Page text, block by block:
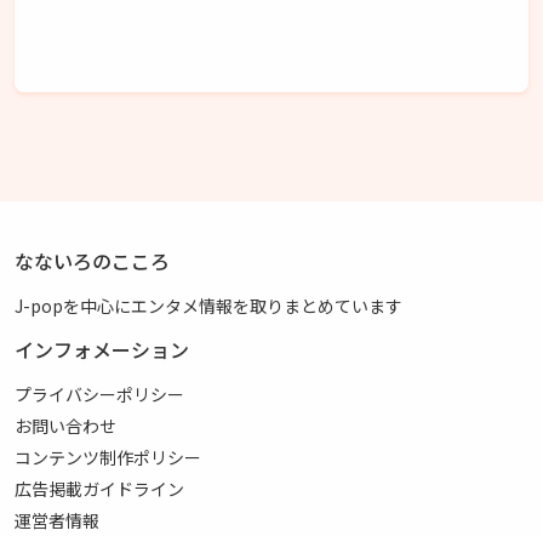
なないろのこころ
J-popを中心にエンタメ情報を取りまとめています
インフォメーション
プライバシーポリシー
お問い合わせ
コンテンツ制作ポリシー
広告掲載ガイドライン
運営者情報